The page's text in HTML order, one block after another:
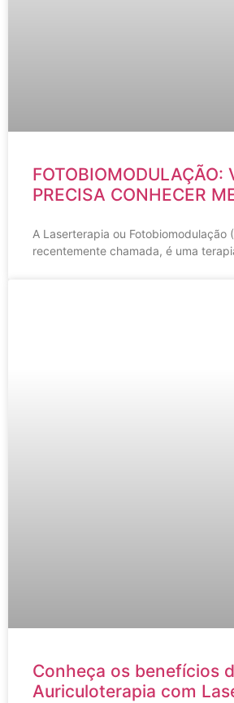
FOTOBIOMODULAÇÃO:
PRECISA CONHECER
A Laserterapia ou Fotobiomodulação
recentemente chamada, é uma
Conheça os benefícios
Auriculoterapia com